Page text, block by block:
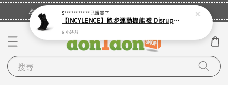
🎉登入會員・領取您的專屬折扣券！
搜尋
S***********已購買了
【INCYLENCE】跑步運動機能襪 Disrupts Black
6 小時前